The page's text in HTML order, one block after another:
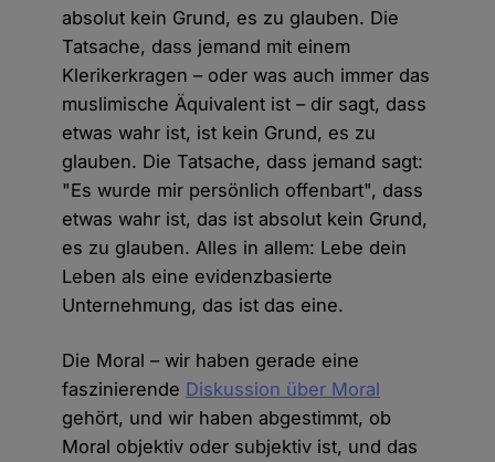
absolut kein Grund, es zu glauben. Die
Tatsache, dass jemand mit einem
Klerikerkragen – oder was auch immer das
muslimische Äquivalent ist – dir sagt, dass
etwas wahr ist, ist kein Grund, es zu
glauben. Die Tatsache, dass jemand sagt:
"Es wurde mir persönlich offenbart", dass
etwas wahr ist, das ist absolut kein Grund,
es zu glauben. Alles in allem: Lebe dein
Leben als eine evidenzbasierte
Unternehmung, das ist das eine.
Die Moral – wir haben gerade eine
faszinierende Diskussion über Moral
gehört, und wir haben abgestimmt, ob
Moral objektiv oder subjektiv ist, und das